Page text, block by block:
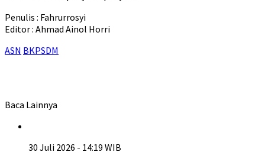
Penulis : Fahrurrosyi
Editor : Ahmad Ainol Horri
ASN BKPSDM
Baca Lainnya
30 Juli 2026 - 14:19 WIB